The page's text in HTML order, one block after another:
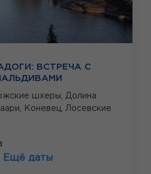
ВСТРЕЧА С
шхеры, Долина
Коневец, Лосевские
Ещё даты